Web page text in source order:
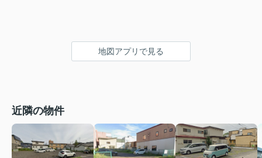
地図アプリで見る
近隣の物件